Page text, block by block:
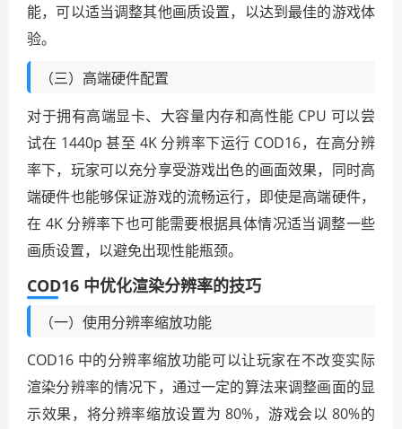
能，可以适当调整其他画质设置，以达到最佳的游戏体
验。
（三）高端硬件配置
对于拥有高端显卡、大容量内存和高性能 CPU 可以尝
试在 1440p 甚至 4K 分辨率下运行 COD16，在高分辨
率下，玩家可以充分享受游戏出色的画面效果，同时高
端硬件也能够保证游戏的流畅运行，即使是高端硬件，
在 4K 分辨率下也可能需要根据具体情况适当调整一些
画质设置，以避免出现性能瓶颈。
COD16 中优化渲染分辨率的技巧
（一）使用分辨率缩放功能
COD16 中的分辨率缩放功能可以让玩家在不改变实际
渲染分辨率的情况下，通过一定的算法来调整画面的显
示效果，将分辨率缩放设置为 80%，游戏会以 80%的